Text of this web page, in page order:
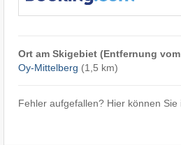
Ort am Skigebiet (Entfernung
Oy-Mittelberg (1,5 km)
Fehler aufgefallen? Hier können Sie